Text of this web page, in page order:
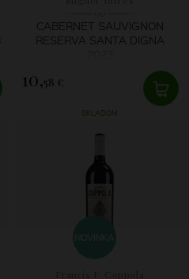
CABERNET SAUVIGNON
RESERVA SANTA DIGNA
10,58 €
SKLADOM